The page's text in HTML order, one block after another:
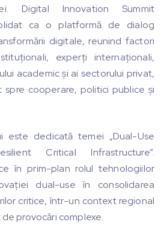
Digital Innovation Summit
ca o platformă de dialog
digitale, reunind factori
experți internaționali,
academic și ai sectorului privat,
cooperare, politici publice și
este dedicată temei „Dual-Use
Critical Infrastructure”.
în prim-plan rolul tehnologiilor
dual-use în consolidarea
critice, într-un context regional
provocări complexe.